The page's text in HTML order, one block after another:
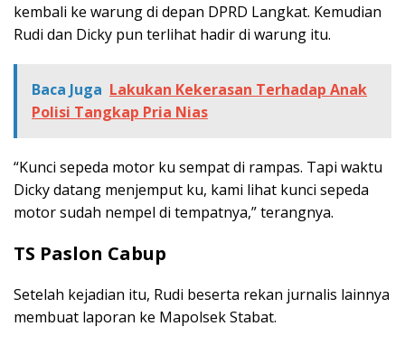
kembali ke warung di depan DPRD Langkat. Kemudian
Rudi dan Dicky pun terlihat hadir di warung itu.
Baca Juga Lakukan Kekerasan Terhadap Anak
Polisi Tangkap Pria Nias
“Kunci sepeda motor ku sempat di rampas. Tapi waktu
Dicky datang menjemput ku, kami lihat kunci sepeda
motor sudah nempel di tempatnya,” terangnya.
TS Paslon Cabup
Setelah kejadian itu, Rudi beserta rekan jurnalis lainnya
membuat laporan ke Mapolsek Stabat.